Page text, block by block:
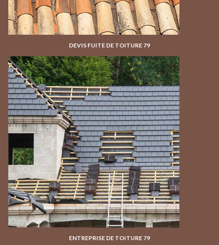
DEVIS FUITE DE TOITURE 79
ENTREPRISE DE TOITURE 79